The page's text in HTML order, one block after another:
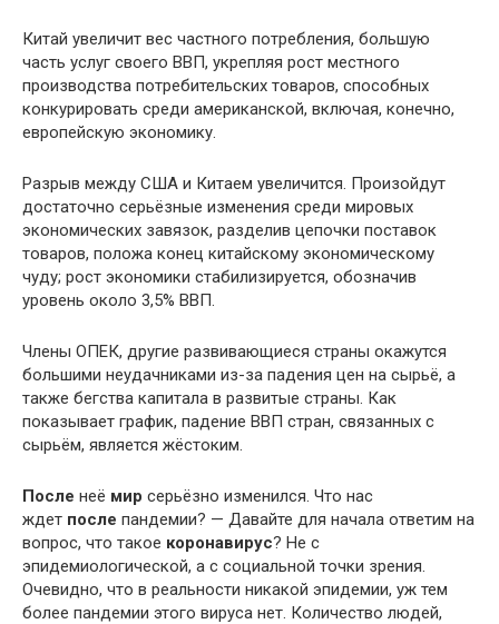
Китай увеличит вес частного потребления, большую
часть услуг своего ВВП, укрепляя рост местного
производства потребительских товаров, способных
конкурировать среди американской, включая, конечно,
европейскую экономику.
Разрыв между США и Китаем увеличится. Произойдут
достаточно серьёзные изменения среди мировых
экономических завязок, разделив цепочки поставок
товаров, положа конец китайскому экономическому
чуду; рост экономики стабилизируется, обозначив
уровень около 3,5% ВВП.
Члены ОПЕК, другие развивающиеся страны окажутся
большими неудачниками из-за падения цен на сырьё, а
также бегства капитала в развитые страны. Как
показывает график, падение ВВП стран, связанных с
сырьём, является жёстоким.
После неё мир серьёзно изменился. Что нас
ждет после пандемии? — Давайте для начала ответим на
вопрос, что такое коронавирус? Не с
эпидемиологической, а с социальной точки зрения.
Очевидно, что в реальности никакой эпидемии, уж тем
более пандемии этого вируса нет. Количество людей,